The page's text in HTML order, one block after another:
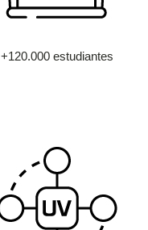
+120.000 estudiantes